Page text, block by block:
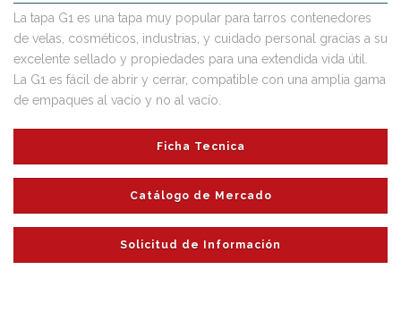
La tapa G1 es una tapa muy popular para tarros contenedores
de velas, cosméticos, industrias, y cuidado personal gracias a su
excelente sellado y propiedades para una extendida vida útil.
La G1 es fácil de abrir y cerrar, compatible con una amplia gama
de empaques al vacío y no al vacío.
Ficha Tecnica
Catálogo de Mercado
Solicitud de Información